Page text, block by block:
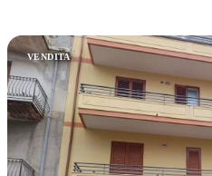
VENDITA